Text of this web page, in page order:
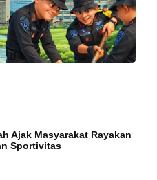
Ajak Masyarakat Rayakan
Sportivitas